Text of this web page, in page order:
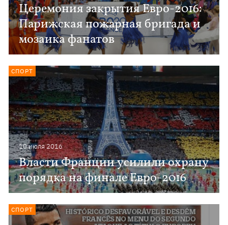
Церемония закрытия Евро-2016:
Парижская пожарная бригада и
мозаика фанатов
10 июля 2016
Власти Франции усилили охрану
порядка на финале Евро-2016
СПОРТ
СПОРТ